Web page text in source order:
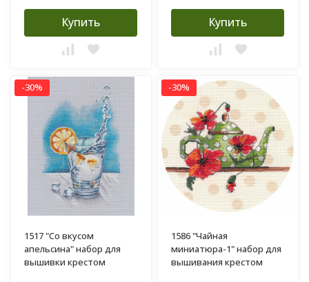
Купить Купить
-30%
1517 "Со вкусом
апельсина" набор для
вышивки крестом
-30%
1586 "Чайная
миниатюра-1" набор для
вышивания крестом